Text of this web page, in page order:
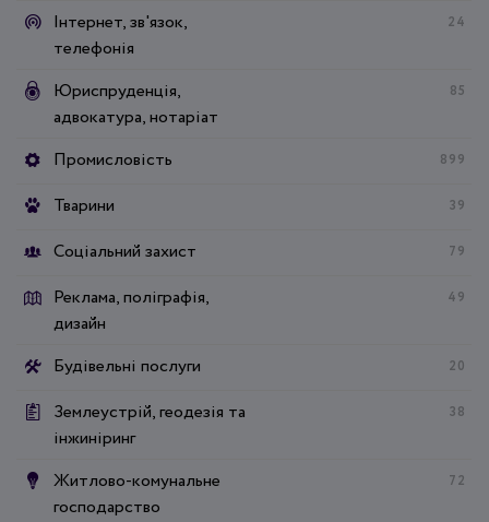
Інтернет, зв'язок,
телефонія
24
Юриспруденція,
адвокатура, нотаріат
85
Промисловість 899
Тварини 39
Соціальний захист 79
Реклама, поліграфія,
дизайн
49
Будівельні послуги 20
Землеустрій, геодезія та
інжиніринг
38
Житлово-комунальне
господарство
72